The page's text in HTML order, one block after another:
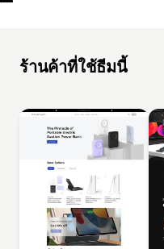
ร้านค้าที่ใช้ธีมนี้